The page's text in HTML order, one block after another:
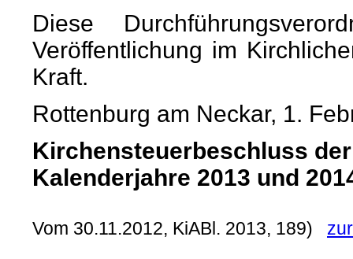
Diese
Veröffentlichung im
Kraft.
Rottenburg am Neckar, 1.
Kirchensteuerbeschluss
Kalenderjahre 2013 und
Vom 30.11.2012, KiABl. 2013, 189)